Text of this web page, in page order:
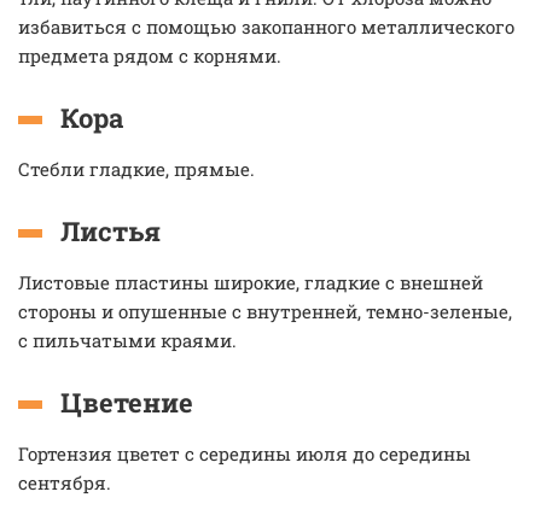
избавиться с помощью закопанного металлического
предмета рядом с корнями.
Кора
Стебли гладкие, прямые.
Листья
Листовые пластины широкие, гладкие с внешней
стороны и опушенные с внутренней, темно-зеленые,
с пильчатыми краями.
Цветение
Гортензия цветет с середины июля до середины
сентября.